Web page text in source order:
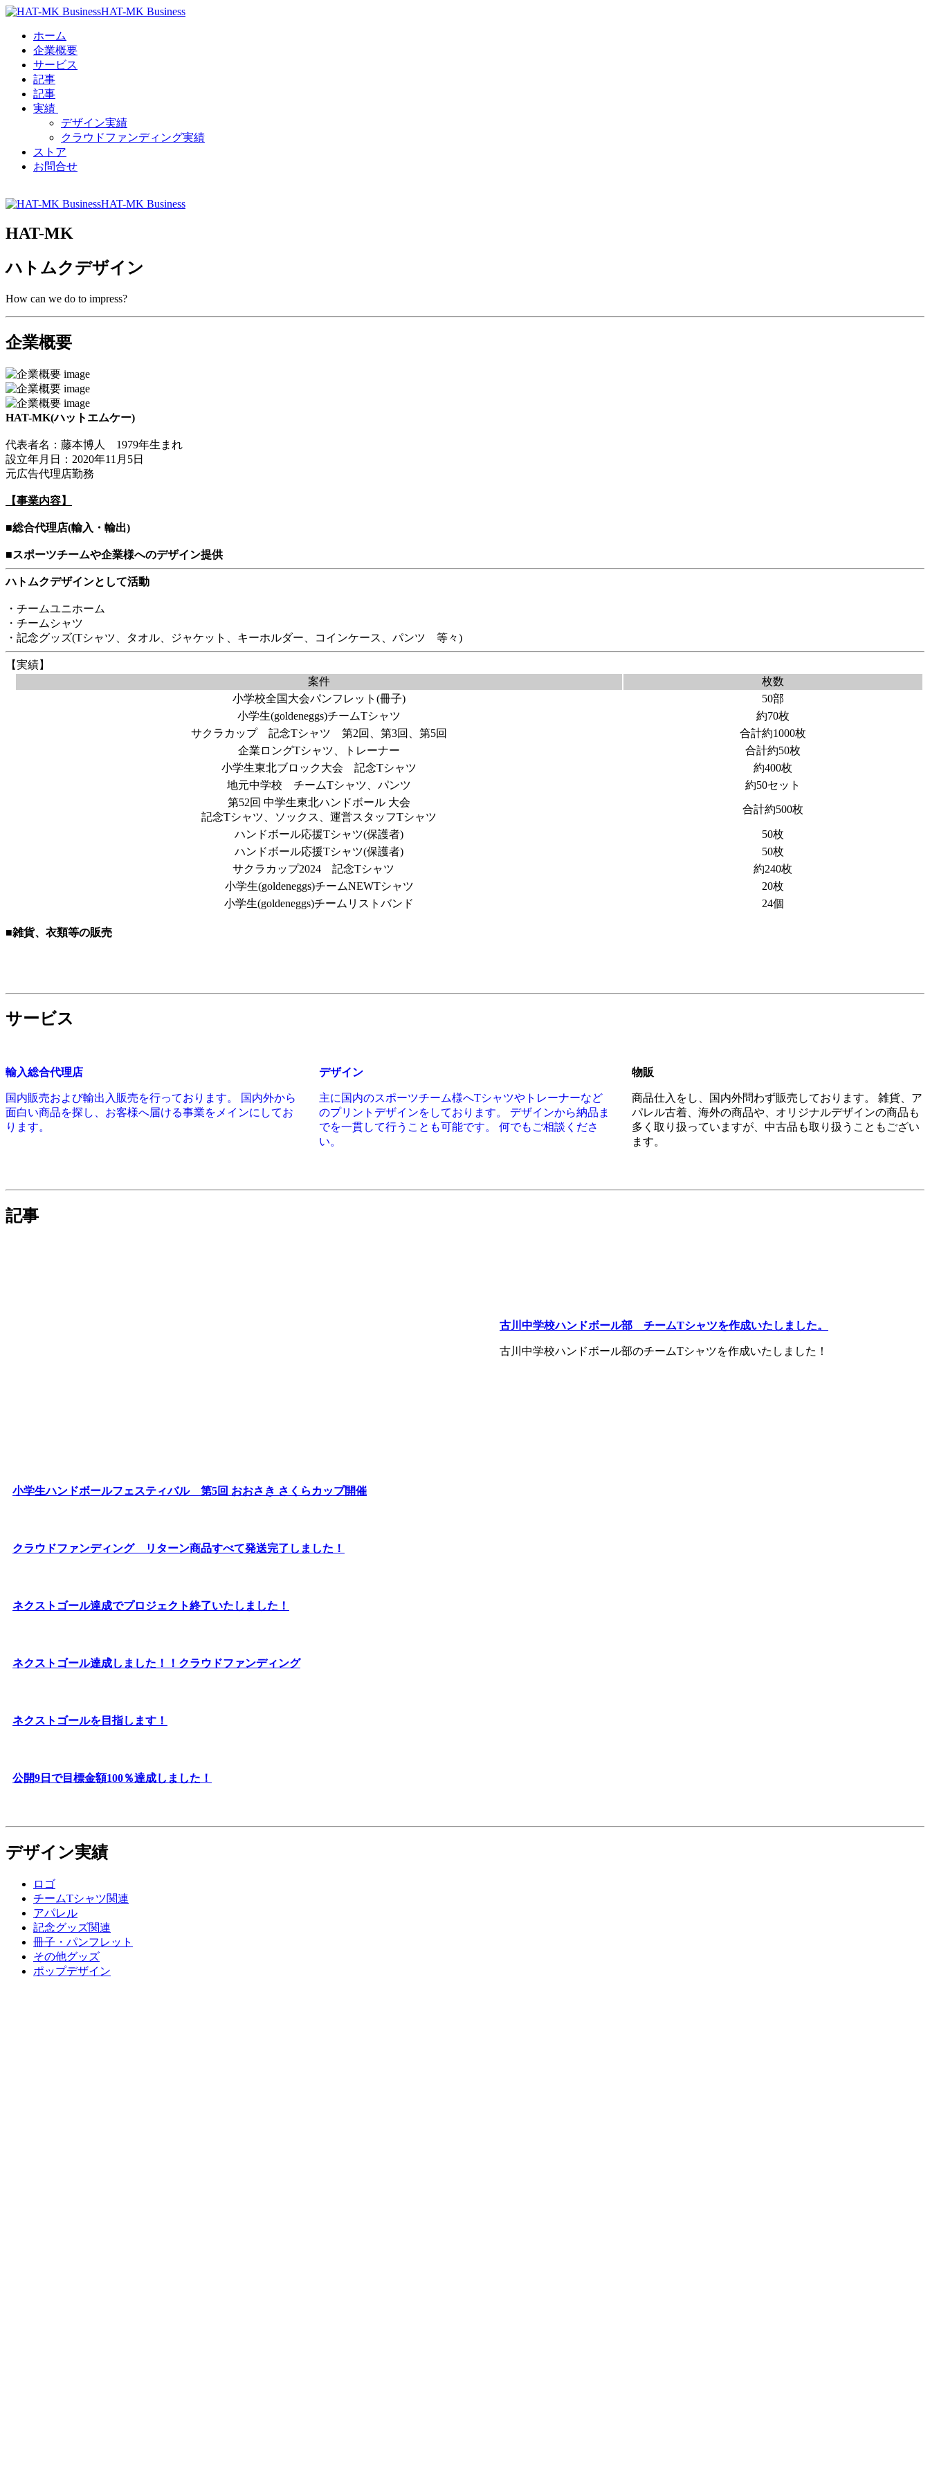
HAT-MK Business
ホーム
企業概要
サービス
記事
記事
実績
デザイン実績
クラウドファンディング実績
ストア
お問合せ
HAT-MK Business
HAT-MK
ハトムクデザイン
How can we do to impress?
企業概要
HAT-MK(ハットエムケー)
代表者名：藤本博人 1979年生まれ
設立年月日：2020年11月5日
元広告代理店勤務
【事業内容】
■総合代理店(輸入・輸出)
■スポーツチームや企業様へのデザイン提供
ハトムクデザインとして活動
・チームユニホーム
・チームシャツ
・記念グッズ(Tシャツ、タオル、ジャケット、キーホルダー、コインケース、パンツ 等々)
【実績】
案件
枚数
小学校全国大会パンフレット(冊子)
50部
小学生(goldeneggs)チームTシャツ
約70枚
サクラカップ 記念Tシャツ 第2回、第3回、第5回
合計約1000枚
企業ロングTシャツ、トレーナー
合計約50枚
小学生東北ブロック大会 記念Tシャツ
約400枚
地元中学校 チームTシャツ、パンツ
約50セット
第52回 中学生東北ハンドボール 大会
記念Tシャツ、ソックス、運営スタッフTシャツ
合計約500枚
ハンドボール応援Tシャツ(保護者)
50枚
ハンドボール応援Tシャツ(保護者)
50枚
サクラカップ2024 記念Tシャツ
約240枚
小学生(goldeneggs)チームNEWTシャツ
20枚
小学生(goldeneggs)チームリストバンド
24個
■雑貨、衣類等の販売
サービス
輸入総合代理店
国内販売および輸出入販売を行っております。 国内外から
面白い商品を探し、お客様へ届ける事業をメインにしてお
ります。
デザイン
主に国内のスポーツチーム様へTシャツやトレーナーなど
のプリントデザインをしております。 デザインから納品ま
でを一貫して行うことも可能です。 何でもご相談くださ
い。
物販
商品仕入をし、国内外問わず販売しております。 雑貨、ア
パレル古着、海外の商品や、オリジナルデザインの商品も
多く取り扱っていますが、中古品も取り扱うこともござい
ます。
記事
古川中学校ハンドボール部 チームTシャツを作成いたしました。
古川中学校ハンドボール部のチームTシャツを作成いたしました！
小学生ハンドボールフェスティバル 第5回 おおさき さくらカップ開催
クラウドファンディング リターン商品すべて発送完了しました！
ネクストゴール達成でプロジェクト終了いたしました！
ネクストゴール達成しました！！クラウドファンディング
ネクストゴールを目指します！
公開9日で目標金額100％達成しました！
デザイン実績
ロゴ
チームTシャツ関連
アパレル
記念グッズ関連
冊子・パンフレット
その他グッズ
ポップデザイン